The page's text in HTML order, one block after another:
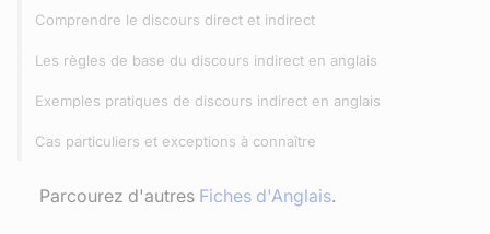
Comprendre le discours direct et indirect
Les règles de base du discours indirect en anglais
Exemples pratiques de discours indirect en anglais
Cas particuliers et exceptions à connaître
Parcourez d'autres Fiches d'Anglais.